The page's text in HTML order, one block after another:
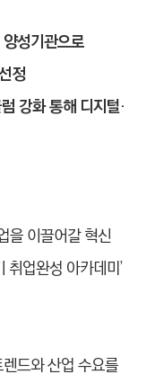
성기관으로
정
강화 통해 디지털·
을 이끌어갈 혁신
업완성 아카데미’
드와 산업 수요를